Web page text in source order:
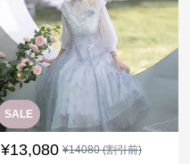
SALE
¥13,080 ¥14080(割引前)